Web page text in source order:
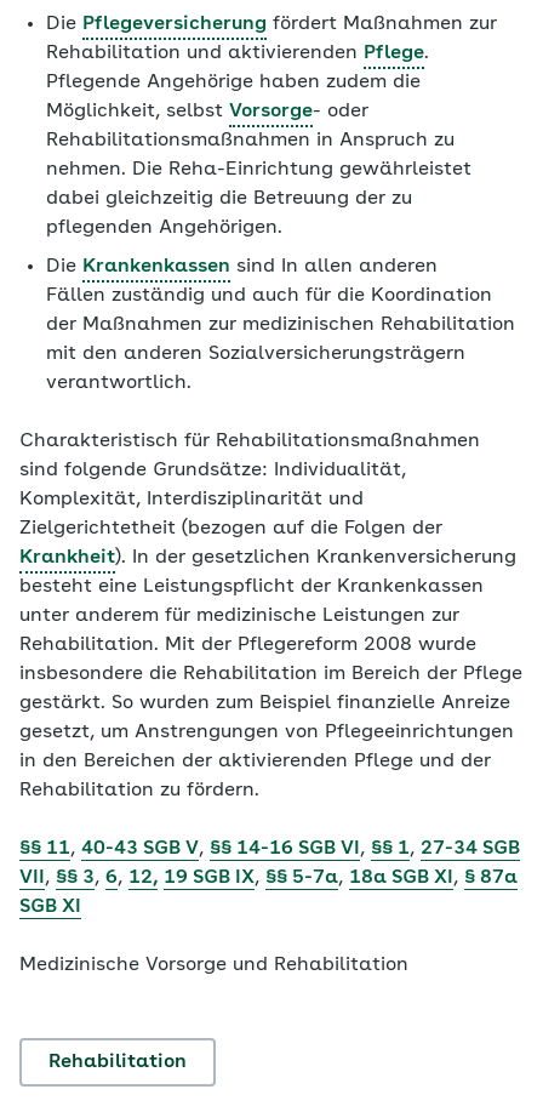
Die Pflegeversicherung fördert Maßnahmen zur
Rehabilitation und aktivierenden Pflege.
Pflegende Angehörige haben zudem die
Möglichkeit, selbst Vorsorge- oder
Rehabilitationsmaßnahmen in Anspruch zu
nehmen. Die Reha-Einrichtung gewährleistet
dabei gleichzeitig die Betreuung der zu
pflegenden Angehörigen.
Die Krankenkassen sind In allen anderen
Fällen zuständig und auch für die Koordination
der Maßnahmen zur medizinischen Rehabilitation
mit den anderen Sozialversicherungsträgern
verantwortlich.
Charakteristisch für Rehabilitationsmaßnahmen
sind folgende Grundsätze: Individualität,
Komplexität, Interdisziplinarität und
Zielgerichtetheit (bezogen auf die Folgen der
Krankheit). In der gesetzlichen Krankenversicherung
besteht eine Leistungspflicht der Krankenkassen
unter anderem für medizinische Leistungen zur
Rehabilitation. Mit der Pflegereform 2008 wurde
insbesondere die Rehabilitation im Bereich der Pflege
gestärkt. So wurden zum Beispiel finanzielle Anreize
gesetzt, um Anstrengungen von Pflegeeinrichtungen
in den Bereichen der aktivierenden Pflege und der
Rehabilitation zu fördern.
§§ 11, 40-43 SGB V, §§ 14-16 SGB VI , §§ 1, 27-34 SGB
VII , §§ 3, 6, 12, 19 SGB IX, §§ 5-7a, 18a SGB XI , § 87a
SGB XI
Medizinische Vorsorge und Rehabilitation
Rehabilitation